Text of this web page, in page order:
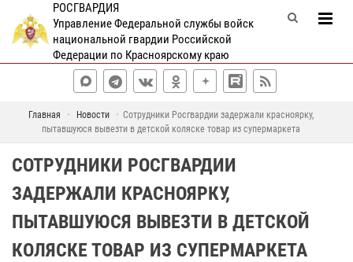
РОСГВАРДИЯ
Управление Федеральной службы войск
национальной гвардии Российской
Федерации по Красноярскому краю
Главная Новости
Сотрудники Росгвардии задержали красноярку,
пытавшуюся вывезти в детской коляске товар из супермаркета
СОТРУДНИКИ РОСГВАРДИИ
ЗАДЕРЖАЛИ КРАСНОЯРКУ,
ПЫТАВШУЮСЯ ВЫВЕЗТИ В ДЕТСКОЙ
КОЛЯСКЕ ТОВАР ИЗ СУПЕРМАРКЕТА